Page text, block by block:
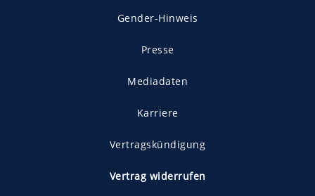
Gender-Hinweis
Presse
Mediadaten
Karriere
Vertragskündigung
Vertrag widerrufen